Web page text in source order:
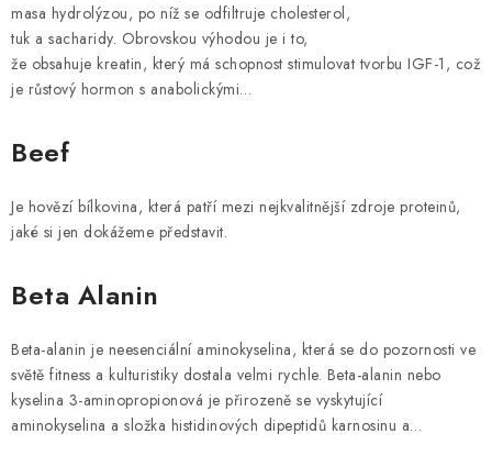
masa hydrolýzou, po níž se odfiltruje cholesterol,
tuk a sacharidy. Obrovskou výhodou je i to,
že obsahuje kreatin, který má schopnost stimulovat tvorbu IGF-1, což
je růstový hormon s anabolickými…
Beef
Je hovězí bílkovina, která patří mezi nejkvalitnější zdroje proteinů,
jaké si jen dokážeme představit.
Beta Alanin
Beta-alanin je neesenciální aminokyselina, která se do pozornosti ve
světě fitness a kulturistiky dostala velmi rychle. Beta-alanin nebo
kyselina 3-aminopropionová je přirozeně se vyskytující
aminokyselina a složka histidinových dipeptidů karnosinu a…